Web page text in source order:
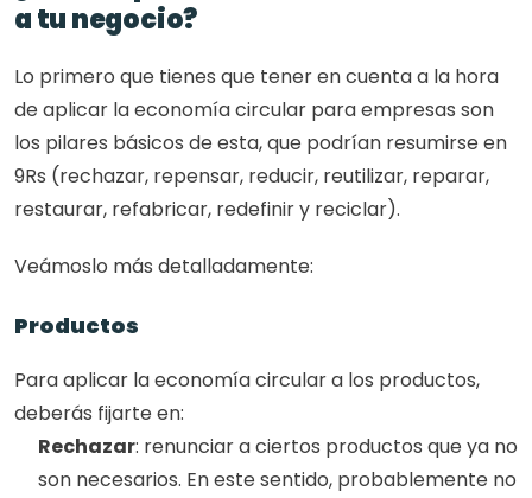
a tu negocio?
Lo primero que tienes que tener en cuenta a la hora
de aplicar la economía circular para empresas son
los pilares básicos de esta, que podrían resumirse en
9Rs (rechazar, repensar, reducir, reutilizar, reparar,
restaurar, refabricar, redefinir y reciclar).
Veámoslo más detalladamente:
Productos
Para aplicar la economía circular a los productos,
deberás fijarte en:
Rechazar: renunciar a ciertos productos que ya no
son necesarios. En este sentido, probablemente no